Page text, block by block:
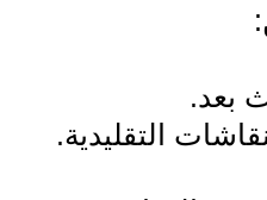
بعد.
التقليدية.